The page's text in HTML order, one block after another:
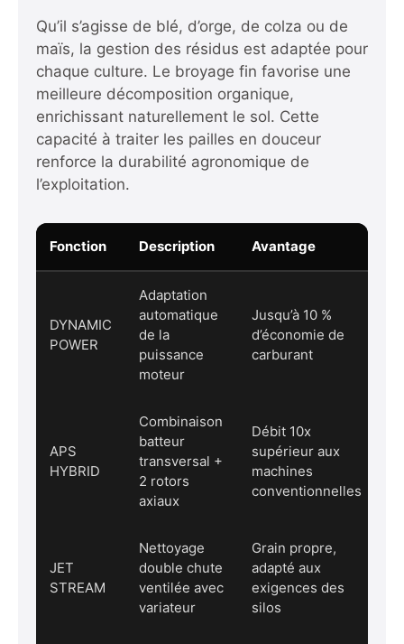
Qu’il s’agisse de blé, d’orge, de colza ou de
maïs, la gestion des résidus est adaptée pour
chaque culture. Le broyage fin favorise une
meilleure décomposition organique,
enrichissant naturellement le sol. Cette
capacité à traiter les pailles en douceur
renforce la durabilité agronomique de
l’exploitation.
Fonction Description Avantage
DYNAMIC
POWER
Adaptation
automatique
de la
puissance
moteur
Jusqu’à 10 %
d’économie de
carburant
APS
HYBRID
Combinaison
batteur
transversal +
2 rotors
axiaux
Débit 10x
supérieur aux
machines
conventionnelles
JET
STREAM
Nettoyage
double chute
ventilée avec
variateur
Grain propre,
adapté aux
exigences des
silos